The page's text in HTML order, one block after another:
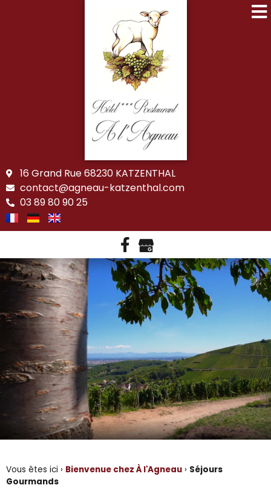
16 Grand Rue 68230 KATZENTHAL
contact@agneau-katzenthal.com
03 89 80 90 25
Vous êtes ici › Bienvenue chez À l'Agneau › Séjours
Gourmands